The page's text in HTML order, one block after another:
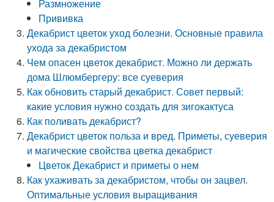
Размножение
Прививка
Декабрист цветок уход болезни. Основные правила
ухода за декабристом
Чем опасен цветок декабрист. Можно ли держать
дома Шлюмбергеру: все суеверия
Как обновить старый декабрист. Совет первый:
какие условия нужно создать для зигокактуса
Как поливать декабрист?
Декабрист цветок польза и вред. Приметы, суеверия
и магические свойства цветка декабрист
Цветок Декабрист и приметы о нем
Как ухаживать за декабристом, чтобы он зацвел.
Оптимальные условия выращивания